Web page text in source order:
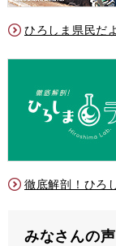
ひろしま県民だ
徹底解剖！ひろ
みなさんの